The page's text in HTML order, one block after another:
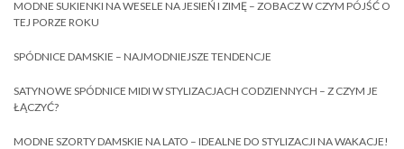
MODNE SUKIENKI NA WESELE NA JESIEŃ I ZIMĘ – ZOBACZ W CZYM PÓJŚĆ O
TEJ PORZE ROKU
SPÓDNICE DAMSKIE – NAJMODNIEJSZE TENDENCJE
SATYNOWE SPÓDNICE MIDI W STYLIZACJACH CODZIENNYCH – Z CZYM JE
ŁĄCZYĆ?
MODNE SZORTY DAMSKIE NA LATO – IDEALNE DO STYLIZACJI NA WAKACJE!